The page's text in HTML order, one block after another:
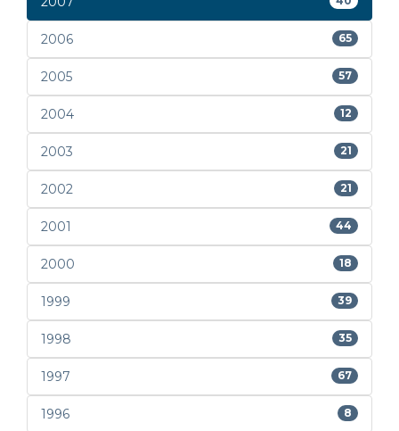
2006 65
2005 57
2004 12
2003 21
2002 21
2001 44
2000 18
1999 39
1998 35
1997 67
1996 8